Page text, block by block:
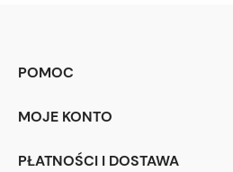
POMOC
MOJE KONTO
PŁATNOŚCI I DOSTAWA